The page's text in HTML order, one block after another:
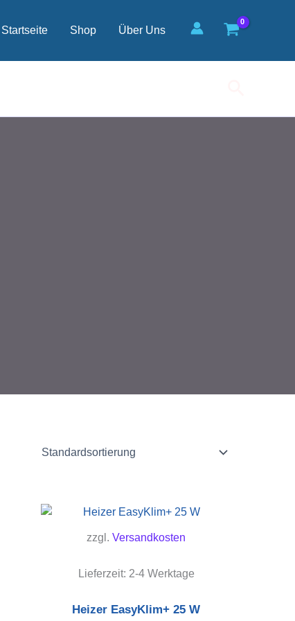
Startseite Shop Über Uns
zzgl. Versandkosten
Lieferzeit: 2-4 Werktage
Heizer EasyKlim+ 25 W